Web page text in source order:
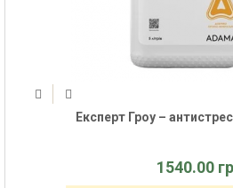
Експерт Гроу –
1540.00